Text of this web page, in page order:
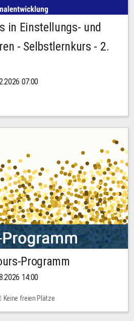
in Einstellungs- und
- Selbstlernkurs - 2.
07:00
Programm
14:00
Keine freien Plätze